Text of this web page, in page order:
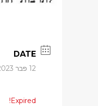
DATE
12 פבר 2023
Expired!